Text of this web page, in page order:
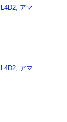
L4D2, アマ
L4D2, アマ